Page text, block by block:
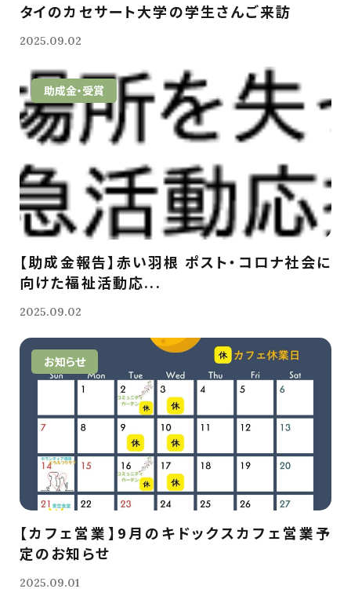
タイのカセサート大学の学生さんご来訪
2025.09.02
助成金・受賞
【助成金報告】赤い羽根 ポスト・コロナ社会に
向けた福祉活動応...
2025.09.02
お知らせ
【カフェ営業】9月のキドックスカフェ営業予
定のお知らせ
2025.09.01